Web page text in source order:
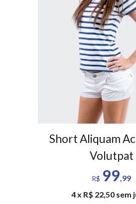
Short Aliquam
Volutpat
R$ 99,99
4 x R$ 22,50 sem